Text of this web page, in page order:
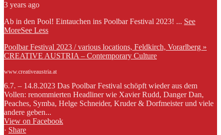
3 years ago
Ab in den Pool! Eintauchen ins Poolbar Festival 2023! ... See
MoreSee Less
Poolbar Festival 2023 / various locations, Feldkirch, Vorarlberg »
CREATIVE AUSTRIA – Contemporary Culture
www.creativeaustria.at
6.7. – 14.8.2023 Das Poolbar Festival schöpft wieder aus dem
Vollen: renommierten Headliner wie Xavier Rudd, Danger Dan,
Peaches, Symba, Helge Schneider, Kruder & Dorfmeister und viele
andere geben...
View on Facebook
· Share